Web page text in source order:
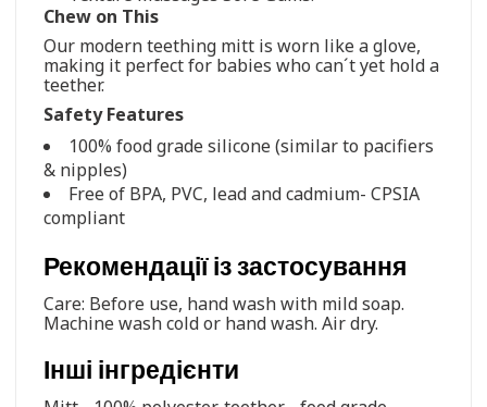
Chew on This
Our modern teething mitt is worn like a glove,
making it perfect for babies who can´t yet hold a
teether.
Safety Features
100% food grade silicone (similar to pacifiers
& nipples)
Free of BPA, PVC, lead and cadmium- CPSIA
compliant
Рекомендації із застосування
Care: Before use, hand wash with mild soap.
Machine wash cold or hand wash. Air dry.
Інші інгредієнти